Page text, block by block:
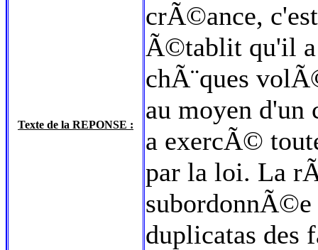
Texte de la REPONSE :
crÃ©ance,
Ã©tablit qu'il
chÃ¨ques
au moyen d'un
a exercÃ©
par la loi. La
duplicatas des